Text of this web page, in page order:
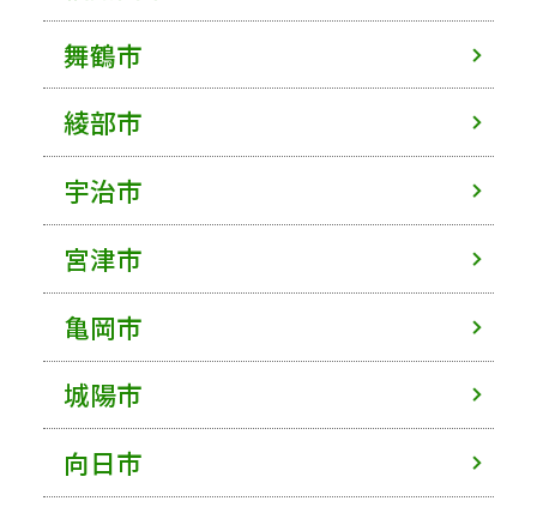
舞鶴市
綾部市
宇治市
宮津市
亀岡市
城陽市
向日市